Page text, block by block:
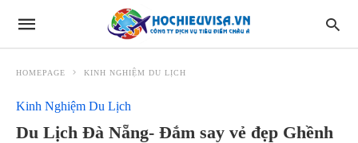
HOMEPAGE KINH NGHIỆM DU LỊCH
Kinh Nghiệm Du Lịch
Du Lịch Đà Nẵng- Đắm say vẻ đẹp Ghềnh